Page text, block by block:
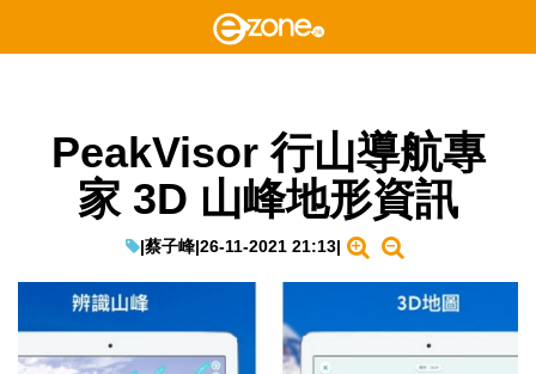
PeakVisor 行山導航專
家 3D 山峰地形資訊
|蔡子峰|26-11-2021 21:13|